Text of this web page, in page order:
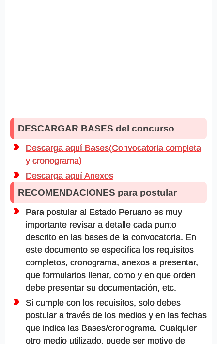
DESCARGAR BASES del concurso
Descarga aquí Bases(Convocatoria completa
y cronograma)
Descarga aquí Anexos
RECOMENDACIONES para postular
Para postular al Estado Peruano es muy
importante revisar a detalle cada punto
descrito en las bases de la convocatoria. En
este documento se especifica los requisitos
completos, cronograma, anexos a presentar,
que formularios llenar, como y en que orden
debe presentar su documentación, etc.
Si cumple con los requisitos, solo debes
postular a través de los medios y en las fechas
que indica las Bases/cronograma. Cualquier
otro medio utilizado, puede ser motivo de